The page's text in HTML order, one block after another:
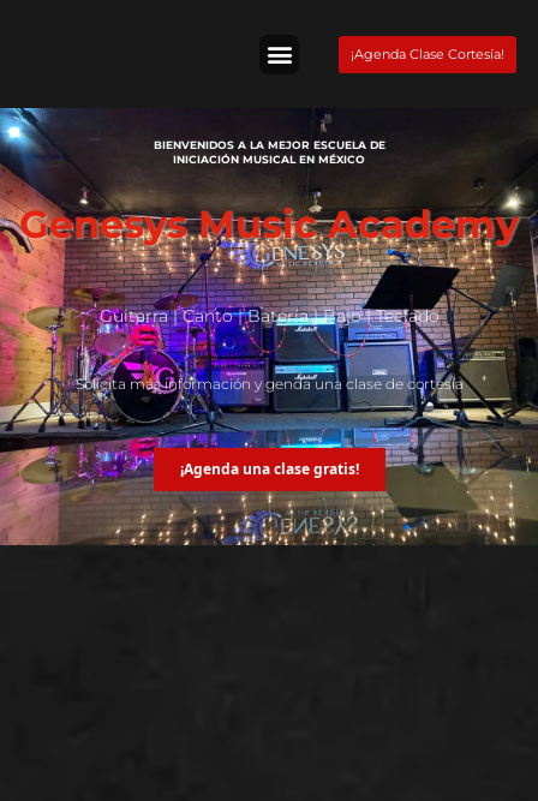
¡Agenda Clase Cortesía!
BIENVENIDOS A LA MEJOR ESCUELA DE
INICIACIÓN MUSICAL EN MÉXICO
Genesys Music Academy
Guitarra | Canto | Batería | Bajo | Teclado
Solicita más información y genda una clase de cortesía
¡Agenda una clase gratis!